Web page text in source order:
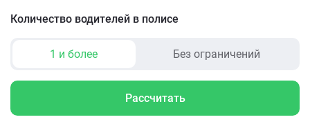
Количество водителей в полисе
1 и более Без ограничений
Рассчитать